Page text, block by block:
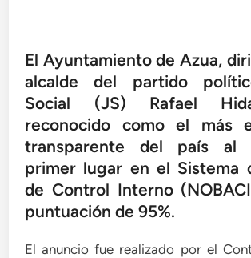
El Ayuntamiento de Azua,
alcalde del partido
Social (JS) Rafael
reconocido como el más
transparente del país al
primer lugar en el Sistema
de Control Interno
puntuación de 95%.
El anuncio fue realizado por el